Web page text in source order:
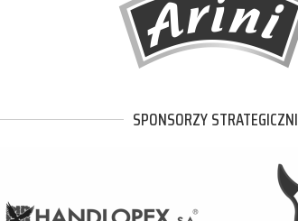
SPONSORZY STRATEGICZNI